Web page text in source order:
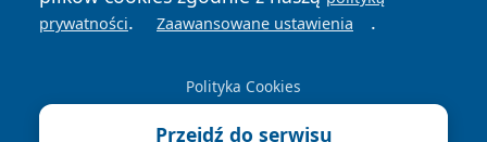
prywatności. Zaawansowane ustawienia .
Polityka Cookies
Przejdź do serwisu